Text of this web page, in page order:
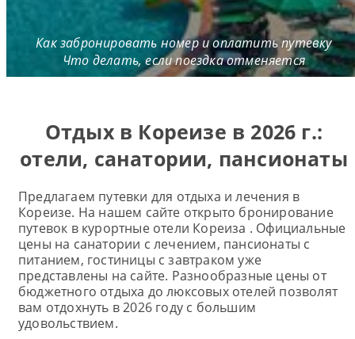
Как забронировать номер и оплатить путевку
Что делать, если поездка отменяется
Отдых в Кореизе в 2026 г.:
отели, санатории, пансионаты
Предлагаем путевки для отдыха и лечения в
Кореизе. На нашем сайте открыто бронирование
путевок в курортные отели Кореиза . Официальные
цены на санатории с лечением, пансионаты с
питанием, гостиницы с завтраком уже
представлены на сайте. Разнообразные цены от
бюджетного отдыха до люксовых отелей позволят
вам отдохнуть в 2026 году с большим
удовольствием.